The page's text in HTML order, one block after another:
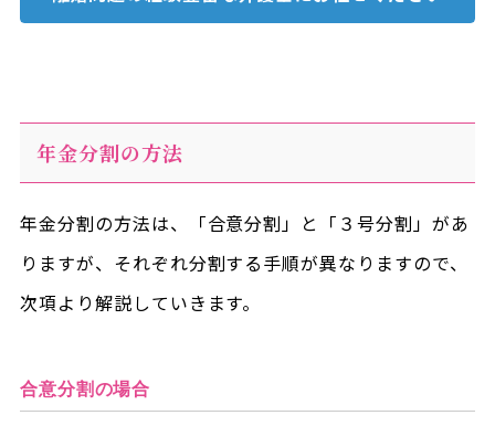
年金分割の方法
年金分割の方法は、「合意分割」と「３号分割」があ
りますが、それぞれ分割する手順が異なりますので、
次項より解説していきます。
合意分割の場合